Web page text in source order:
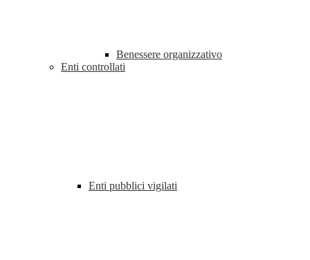
Benessere organizzativo
Enti controllati
Enti pubblici vigilati